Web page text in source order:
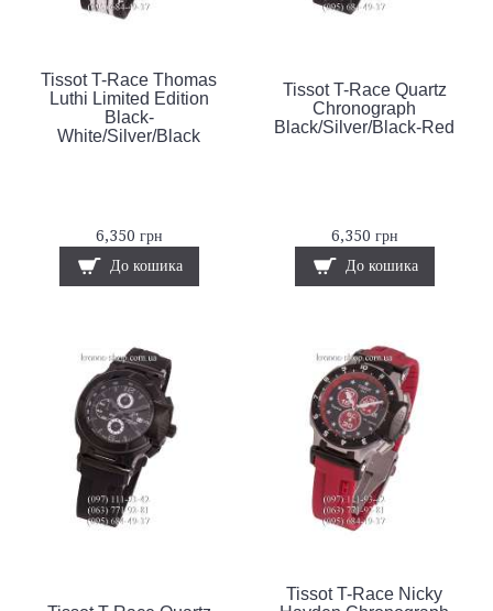
Tissot T-Race Thomas
Luthi Limited Edition
Black-
White/Silver/Black
6,350 грн
До кошика
Tissot T-Race Quartz
Chronograph
Black/Silver/Black-Red
6,350 грн
До кошика
Tissot T-Race Nicky